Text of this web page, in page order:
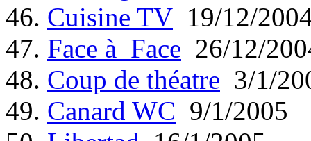
46. Cuisine TV 19/12/
47. Face à Face 26/12/
48. Coup de théatre 3/1/
49. Canard WC 9/1/2005